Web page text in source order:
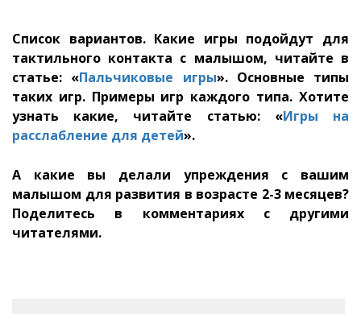
Список вариантов. Какие игры подойдут для
тактильного контакта с малышом, читайте в
статье: «Пальчиковые игры». Основные типы
таких игр. Примеры игр каждого типа. Хотите
узнать какие, читайте статью: «Игры на
расслабление для детей».
А какие вы делали упреждения с вашим
малышом для развития в возрасте 2-3 месяцев?
Поделитесь в комментариях с другими
читателями.